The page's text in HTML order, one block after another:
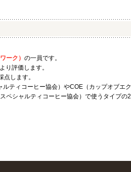
ーク） の一員です。
り評価します。
点します。
ティコーヒー協会）やCOE（カップオブエク
ペシャルティコーヒー協会）で使うタイプの2